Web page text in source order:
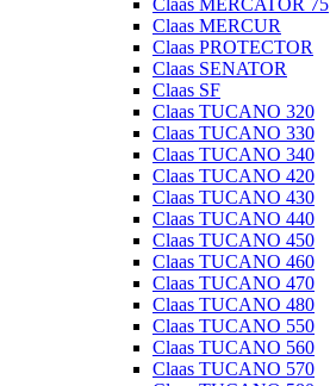
Claas MERCATOR 75
Claas MERCUR
Claas PROTECTOR
Claas SENATOR
Claas SF
Claas TUCANO 320
Claas TUCANO 330
Claas TUCANO 340
Claas TUCANO 420
Claas TUCANO 430
Claas TUCANO 440
Claas TUCANO 450
Claas TUCANO 460
Claas TUCANO 470
Claas TUCANO 480
Claas TUCANO 550
Claas TUCANO 560
Claas TUCANO 570